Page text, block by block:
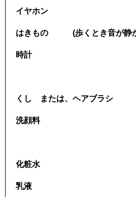
イヤホン
はきもの (歩くとき音が静か
時計
くし または、ヘアブラシ
洗顔料
化粧水
乳液